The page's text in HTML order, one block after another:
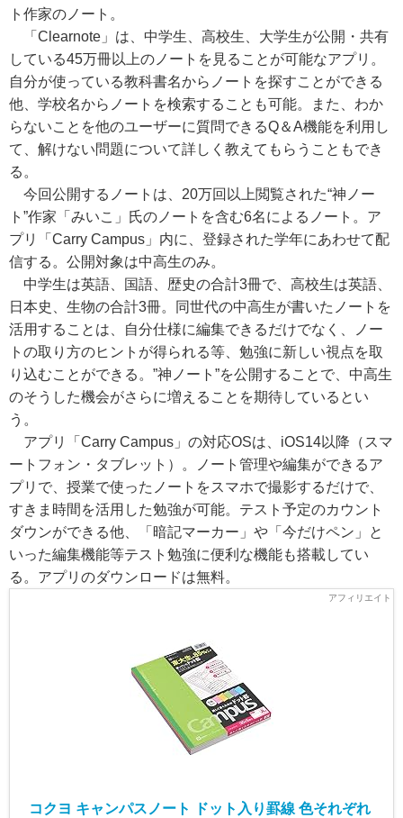
ト作家のノート。
「Clearnote」は、中学生、高校生、大学生が公開・共有
している45万冊以上のノートを見ることが可能なアプリ。
自分が使っている教科書名からノートを探すことができる
他、学校名からノートを検索することも可能。また、わか
らないことを他のユーザーに質問できるQ＆A機能を利用し
て、解けない問題について詳しく教えてもらうこともでき
る。
今回公開するノートは、20万回以上閲覧された“神ノー
ト”作家「みいこ」氏のノートを含む6名によるノート。ア
プリ「Carry Campus」内に、登録された学年にあわせて配
信する。公開対象は中高生のみ。
中学生は英語、国語、歴史の合計3冊で、高校生は英語、
日本史、生物の合計3冊。同世代の中高生が書いたノートを
活用することは、自分仕様に編集できるだけでなく、ノー
トの取り方のヒントが得られる等、勉強に新しい視点を取
り込むことができる。”神ノート”を公開することで、中高生
のそうした機会がさらに増えることを期待しているとい
う。
アプリ「Carry Campus」の対応OSは、iOS14以降（スマ
ートフォン・タブレット）。ノート管理や編集ができるア
プリで、授業で使ったノートをスマホで撮影するだけで、
すきま時間を活用した勉強が可能。テスト予定のカウント
ダウンができる他、「暗記マーカー」や「今だけペン」と
いった編集機能等テスト勉強に便利な機能も搭載してい
る。アプリのダウンロードは無料。
コクヨ キャンパスノート ドット入り罫線 色それぞれ